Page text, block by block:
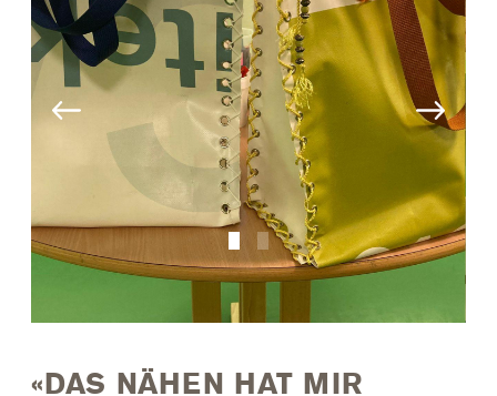
«DAS NÄHEN HAT MIR